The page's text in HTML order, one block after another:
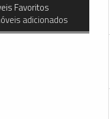
Favoritos
adicionados